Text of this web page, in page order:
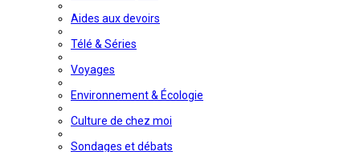
Aides aux devoirs
Télé & Séries
Voyages
Environnement & Écologie
Culture de chez moi
Sondages et débats